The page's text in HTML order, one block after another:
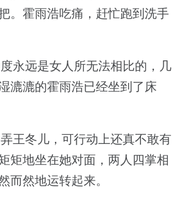
。霍雨浩吃痛，赶忙跑到洗手
永远是女人所无法相比的，几
漉漉的霍雨浩已经坐到了床
王冬儿，可行动上还真不敢有
矩地坐在她对面，两人四掌相
而然地运转起来。